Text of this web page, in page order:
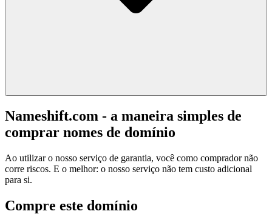
Nameshift.com - a maneira simples de
comprar nomes de domínio
Ao utilizar o nosso serviço de garantia, você como comprador não
corre riscos. E o melhor: o nosso serviço não tem custo adicional
para si.
Compre este domínio